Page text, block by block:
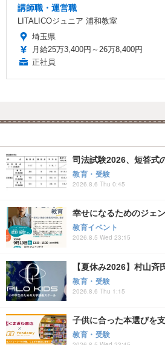
講師職・運営職
LITALICOジュニア 浦和教室
埼玉県
月給25万3,400円～26万8,400円
正社員
司法試験2026、短答式
教育・受験
2026.8.6 Thu 0:45
幸せになるためのジェ
教育イベント
2026.8.5 Wed 23:15
【夏休み2026】村山
教育・受験
2026.8.6 Thu 1:15
子供に合った本選びを
教育・受験